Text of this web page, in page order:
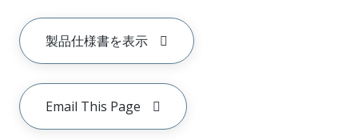
製品仕様書を表示
Email This Page